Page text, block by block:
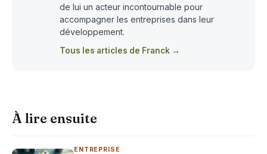
de lui un acteur incontournable pour
accompagner les entreprises dans leur
développement.
Tous les articles de Franck →
À lire ensuite
ENTREPRISE